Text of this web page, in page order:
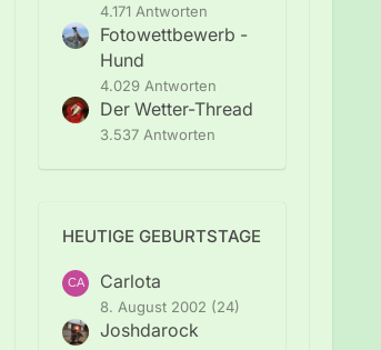
4.171 Antworten
Fotowettbewerb -
Hund
4.029 Antworten
Der Wetter-Thread
3.537 Antworten
HEUTIGE GEBURTSTAGE
Carlota
8. August 2002 (24)
Joshdarock